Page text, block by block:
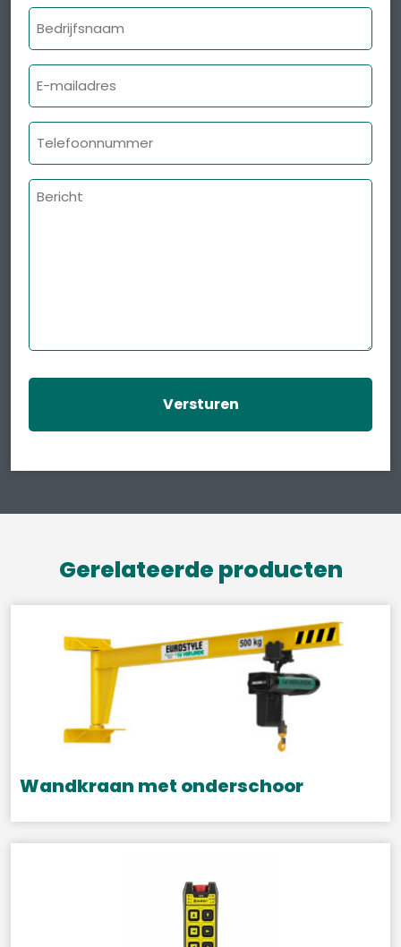
Bedrijfsnaam
E-
mailadres
Telefoonnummer
Bericht
Gerelateerde producten
Wandkraan met onderschoor